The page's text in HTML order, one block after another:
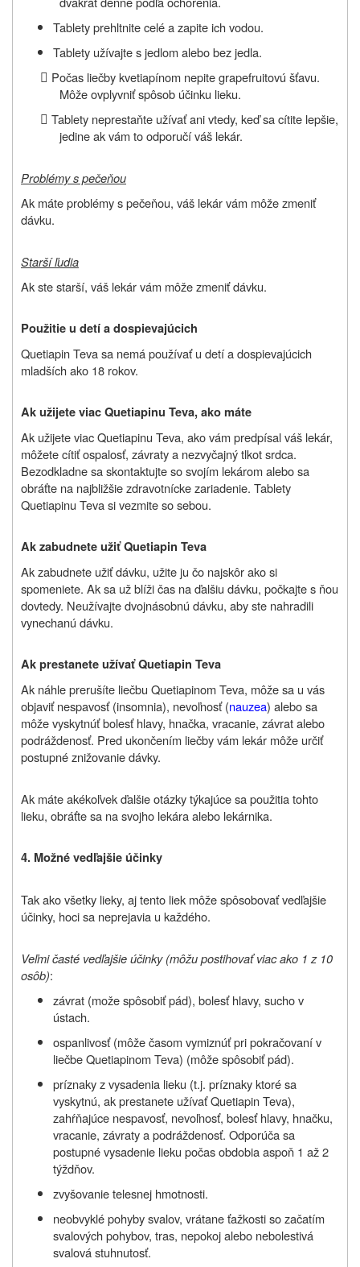
Tablety prehltnite celé a zapite ich vodou.
Tablety užívajte s jedlom alebo bez jedla.
 Počas liečby kvetiapínom nepite grapefruitovú šťavu.
Môže ovplyvniť spôsob účinku lieku.
 Tablety neprestaňte užívať ani vtedy, keď sa cítite lepšie,
jedine ak vám to odporučí váš lekár.
Problémy s pečeňou
Ak máte problémy s pečeňou, váš lekár vám môže zmeniť
dávku.
Starší ľudia
Ak ste starší, váš lekár vám môže zmeniť dávku.
Použitie u detí a dospievajúcich
Quetiapin Teva sa nemá používať u detí a dospievajúcich
mladších ako 18 rokov.
Ak užijete viac Quetiapinu Teva, ako máte
Ak užijete viac Quetiapinu Teva, ako vám predpísal váš lekár,
môžete cítiť ospalosť, závraty a nezvyčajný tlkot srdca.
Bezodkladne sa skontaktujte so svojím lekárom alebo sa
obráťte na najbližšie zdravotnícke zariadenie. Tablety
Quetiapinu Teva si vezmite so sebou.
Ak zabudnete užiť Quetiapin Teva
Ak zabudnete užiť dávku, užite ju čo najskôr ako si
spomeniete. Ak sa už blíži čas na ďalšiu dávku, počkajte s ňou
dovtedy. Neužívajte dvojnásobnú dávku, aby ste nahradili
vynechanú dávku.
Ak prestanete užívať Quetiapin Teva
Ak náhle prerušíte liečbu Quetiapinom Teva, môže sa u vás
objaviť nespavosť (insomnia), nevoľnosť (nauzea) alebo sa
môže vyskytnúť bolesť hlavy, hnačka, vracanie, závrat alebo
podráždenosť. Pred ukončením liečby vám lekár môže určiť
postupné znižovanie dávky.
Ak máte akékoľvek ďalšie otázky týkajúce sa použitia tohto
lieku, obráťte sa na svojho lekára alebo lekárnika.
4. Možné vedľajšie účinky
Tak ako všetky lieky, aj tento liek môže spôsobovať vedľajšie
účinky, hoci sa neprejavia u každého.
Veľmi časté vedľajšie účinky (môžu postihovať viac ako 1 z 10
osôb):
závrat (može spôsobiť pád), bolesť hlavy, sucho v
ústach.
ospanlivosť (môže časom vymiznúť pri pokračovaní v
liečbe Quetiapinom Teva) (môže spôsobiť pád).
príznaky z vysadenia lieku (t.j. príznaky ktoré sa
vyskytnú, ak prestanete užívať Quetiapin Teva),
zahŕňajúce nespavosť, nevoľnosť, bolesť hlavy, hnačku,
vracanie, závraty a podráždenosť. Odporúča sa
postupné vysadenie lieku počas obdobia aspoň 1 až 2
týždňov.
zvyšovanie telesnej hmotnosti.
neobvyklé pohyby svalov, vrátane ťažkosti so začatím
svalových pohybov, tras, nepokoj alebo nebolestivá
svalová stuhnutosť.